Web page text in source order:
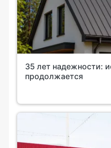
35 лет надежности:
продолжается